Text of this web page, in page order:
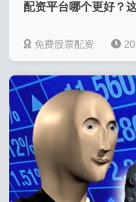
配资平台哪个更好？
免费股票配资